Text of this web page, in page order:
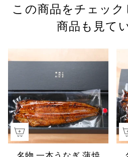
この商品をチェッ
商品も見て